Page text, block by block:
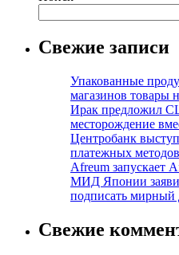
Свежие записи
Упакованные
магазинов товары
Ирак предложил
месторождение
Центробанк
платежных
Afreum запускает
МИД Японии
подписать мирный
Свежие